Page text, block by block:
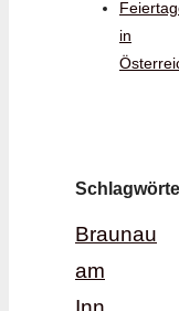
in
Braunau
am